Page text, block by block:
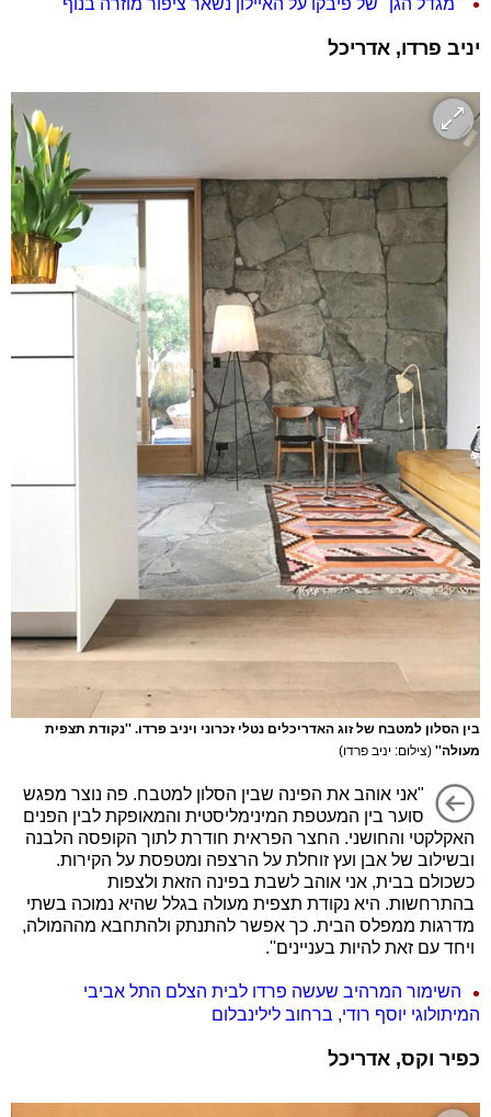
יניב פרדו, אדריכל
בין הסלון למטבח של זוג האדריכלים נטלי זכרוני ויניב פרדו. ''נקודת תצפית
מעולה'' (צילום: יניב פרדו)
"אני אוהב את הפינה שבין הסלון למטבח. פה נוצר מפגש
סוער בין המעטפת המינימליסטית והמאופקת לבין הפנים
האקלקטי והחושני. החצר הפראית חודרת לתוך הקופסה הלבנה
ובשילוב של אבן ועץ זוחלת על הרצפה ומטפסת על הקירות.
כשכולם בבית, אני אוהב לשבת בפינה הזאת ולצפות
בהתרחשות. היא נקודת תצפית מעולה בגלל שהיא נמוכה בשתי
מדרגות ממפלס הבית. כך אפשר להתנתק ולהתחבא מההמולה,
ויחד עם זאת להיות בעניינים''.
השימור המרהיב שעשה פרדו לבית הצלם התל אביבי
המיתולוגי יוסף רודי, ברחוב לילינבלום
כפיר וקס, אדריכל